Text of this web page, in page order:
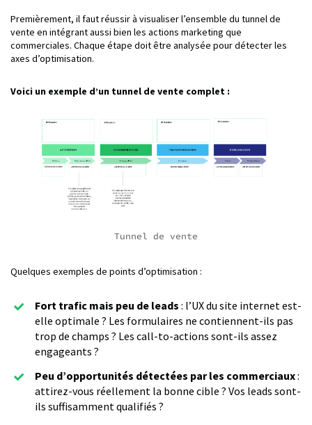
Premièrement, il faut réussir à visualiser l’ensemble du tunnel de
vente en intégrant aussi bien les actions marketing que
commerciales. Chaque étape doit être analysée pour détecter les
axes d’optimisation.
Voici un exemple d’un tunnel de vente complet :
Tunnel de vente
Quelques exemples de points d’optimisation :
Fort trafic mais peu de leads : l’UX du site internet est-
elle optimale ? Les formulaires ne contiennent-ils pas
trop de champs ? Les call-to-actions sont-ils assez
engageants ?
Peu d’opportunités détectées par les commerciaux:
attirez-vous réellement la bonne cible ? Vos leads sont-
ils suffisamment qualifiés ?